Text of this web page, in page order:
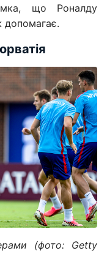
що Роналду
допомагає.
(фото: Getty